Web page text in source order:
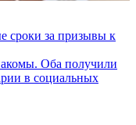
сроки за призывы к
Оба получили
в социальных